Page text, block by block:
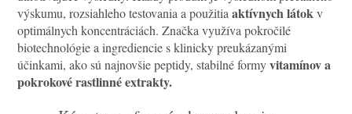
výskumu, rozsiahleho testovania a použitia aktívnych látok v
optimálnych koncentráciách. Značka využíva pokročilé
biotechnológie a ingrediencie s klinicky preukázanými
účinkami, ako sú najnovšie peptidy, stabilné formyvitamínov a
pokrokové rastlinné extrakty.